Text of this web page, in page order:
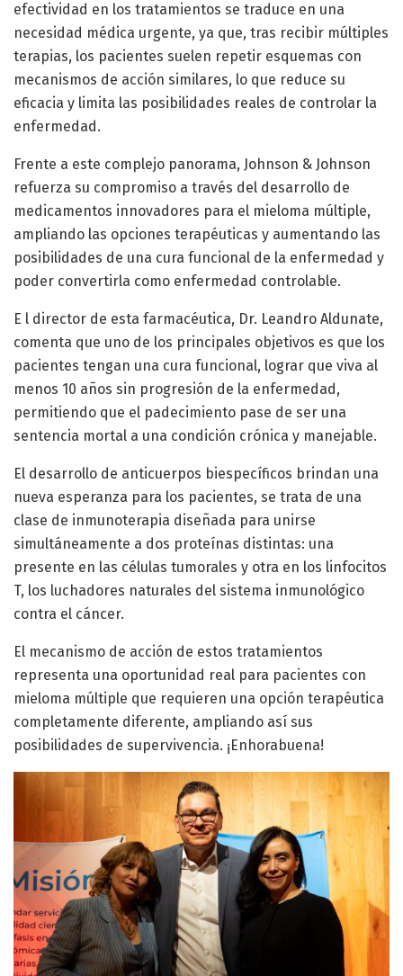
efectividad en los tratamientos se traduce en una
necesidad médica urgente, ya que, tras recibir múltiples
terapias, los pacientes suelen repetir esquemas con
mecanismos de acción similares, lo que reduce su
eficacia y limita las posibilidades reales de controlar la
enfermedad.
Frente a este complejo panorama, Johnson & Johnson
refuerza su compromiso a través del desarrollo de
medicamentos innovadores para el mieloma múltiple,
ampliando las opciones terapéuticas y aumentando las
posibilidades de una cura funcional de la enfermedad y
poder convertirla como enfermedad controlable.
E l director de esta farmacéutica, Dr. Leandro Aldunate,
comenta que uno de los principales objetivos es que los
pacientes tengan una cura funcional, lograr que viva al
menos 10 años sin progresión de la enfermedad,
permitiendo que el padecimiento pase de ser una
sentencia mortal a una condición crónica y manejable.
El desarrollo de anticuerpos biespecíficos brindan una
nueva esperanza para los pacientes, se trata de una
clase de inmunoterapia diseñada para unirse
simultáneamente a dos proteínas distintas: una
presente en las células tumorales y otra en los linfocitos
T, los luchadores naturales del sistema inmunológico
contra el cáncer.
El mecanismo de acción de estos tratamientos
representa una oportunidad real para pacientes con
mieloma múltiple que requieren una opción terapéutica
completamente diferente, ampliando así sus
posibilidades de supervivencia. ¡Enhorabuena!